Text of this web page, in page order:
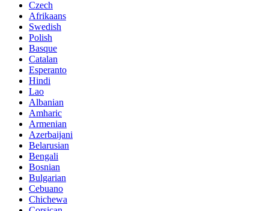
Czech
Afrikaans
Swedish
Polish
Basque
Catalan
Esperanto
Hindi
Lao
Albanian
Amharic
Armenian
Azerbaijani
Belarusian
Bengali
Bosnian
Bulgarian
Cebuano
Chichewa